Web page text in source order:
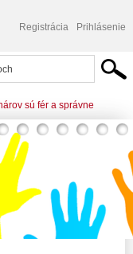
Registrácia Prihlásenie
sú fér a správne